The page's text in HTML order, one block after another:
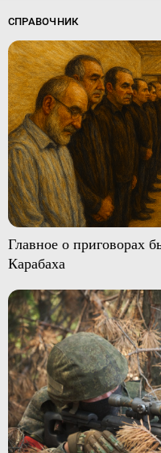
СПРАВОЧНИК
Главное о приговорах
Карабаха